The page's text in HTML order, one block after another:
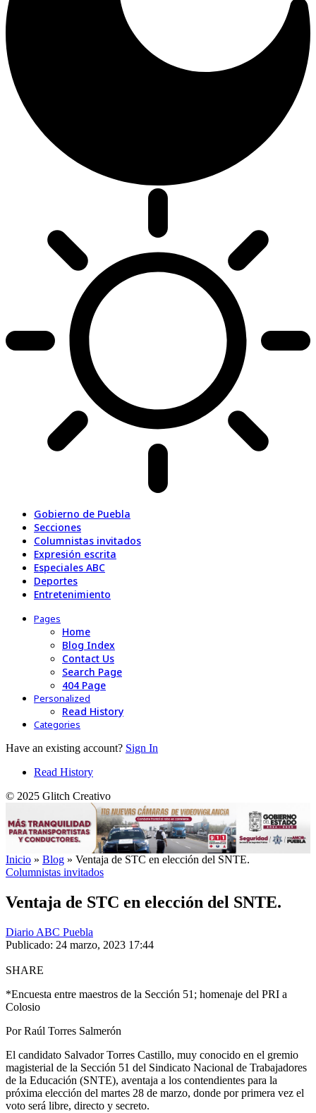
Gobierno de Puebla
Secciones
Columnistas invitados
Expresión escrita
Especiales ABC
Deportes
Entretenimiento
Pages
Home
Blog Index
Contact Us
Search Page
404 Page
Personalized
Read History
Categories
Have an existing account? Sign In
Read History
© 2025 Glitch Creativo
Inicio » Blog » Ventaja de STC en elección del SNTE.
Columnistas invitados
Ventaja de STC en elección del SNTE.
Diario ABC Puebla
Publicado: 24 marzo, 2023 17:44
SHARE
*Encuesta entre maestros de la Sección 51; homenaje del PRI a
Colosio
Por Raúl Torres Salmerón
El candidato Salvador Torres Castillo, muy conocido en el gremio
magisterial de la Sección 51 del Sindicato Nacional de Trabajadores
de la Educación (SNTE), aventaja a los contendientes para la
próxima elección del martes 28 de marzo, donde por primera vez el
voto será libre, directo y secreto.